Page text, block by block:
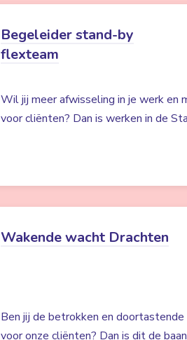
Begeleider stand-by
flexteam
Wil jij meer afwisseling in je werk en
voor cliënten? Dan is werken in de
Wakende wacht Drachten
Ben jij de betrokken en
voor onze cliënten? Dan is dit de